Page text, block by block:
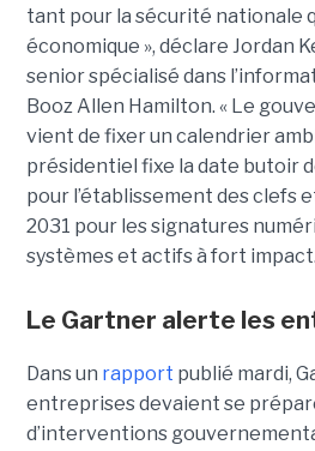
tant pour la sécurité nationale
économique », déclare Jordan
senior spécialisé dans
Booz Allen Hamilton. « Le
vient de fixer un calendrier
présidentiel fixe la date butoir
pour l’établissement des clefs
2031 pour les signatures
systèmes et actifs à fort impact.
Le Gartner alerte les
Dans un rapport publié mardi,
entreprises devaient se
d’interventions